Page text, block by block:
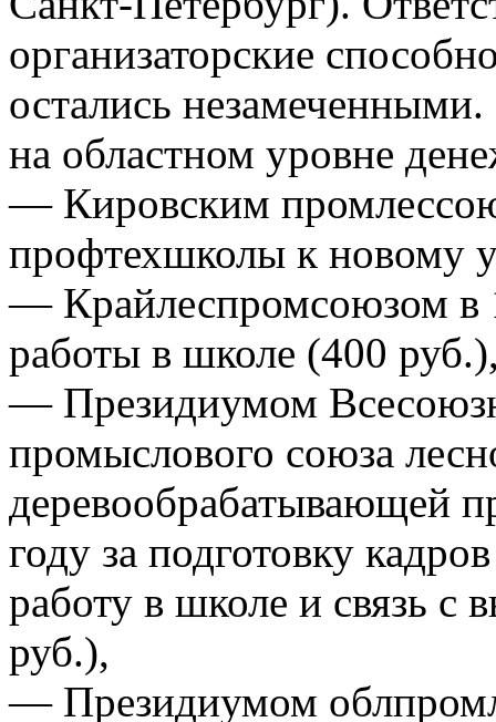
организаторские
остались
на областном уровне
— Кировским
профтехшколы к новому
— Крайлеспромсоюзом в
работы в школе (400
— Президиумом
промыслового союза
деревообрабатывающей
году за подготовку
работу в школе и связь с
руб.),
— Президиумом